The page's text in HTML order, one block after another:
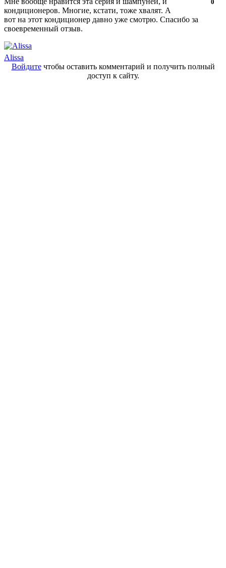
0
кондиционеров. Многие, кстати, тоже хвалят. А
вот на этот кондиционер давно уже смотрю. Спасибо за
своевременный отзыв.
Alissa
Войдитечтобы оставить комментарий и получить полный
доступ к сайту.